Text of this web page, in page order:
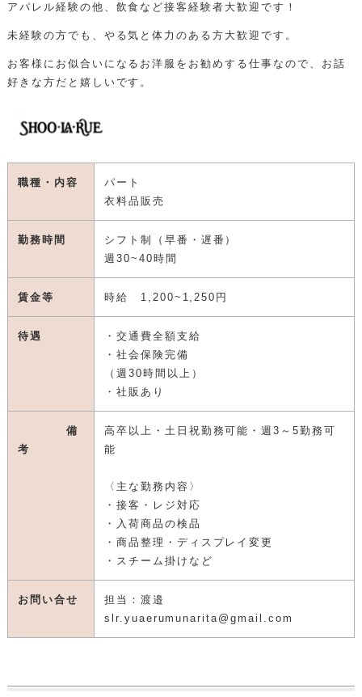
アパレル経験の他、飲食など接客経験者大歓迎です！
未経験の方でも、やる気と体力のある方大歓迎です。
お客様にお似合いになるお洋服をお勧めする仕事なので、お話
好きな方だと嬉しいです。
職種・内容
パート
衣料品販売
勤務時間
シフト制（早番・遅番）
週30~40時間
賃金等 時給 1,200~1,250円
待遇
・交通費全額支給
・社会保険完備
（週30時間以上）
・社販あり
備
考
高卒以上・土日祝勤務可能・週3～5勤務可
能
〈主な勤務内容〉
・接客・レジ対応
・入荷商品の検品
・商品整理・ディスプレイ変更
・スチーム掛けなど
お問い合せ
担当：渡邉
slr.yuaerumunarita@gmail.com